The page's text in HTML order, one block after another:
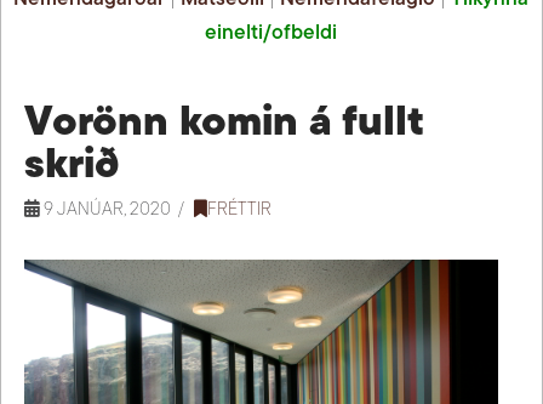
einelti/ofbeldi
Vorönn komin á fullt
skrið
9 JANÚAR, 2020 FRÉTTIR